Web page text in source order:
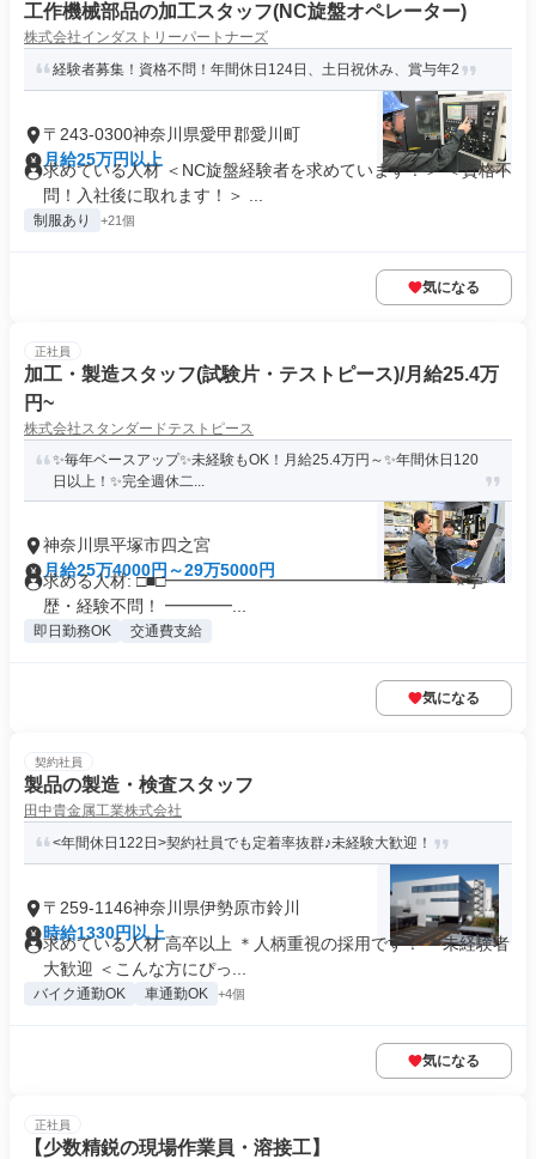
工作機械部品の加工スタッフ(NC旋盤オペレーター)
株式会社インダストリーパートナーズ
経験者募集！資格不問！年間休日124日、土日祝休み、賞与年2
〒243-0300神奈川県愛甲郡愛川町
月給25万円以上
求めている人材 ＜NC旋盤経験者を求めています！＞ ＜資格不
問！入社後に取れます！＞ ...
制服あり +21個
気になる
正社員
加工・製造スタッフ(試験片・テストピース)/月給25.4万
円~
株式会社スタンダードテストピース
✨毎年ベースアップ✨未経験もOK！月給25.4万円～✨年間休日120
日以上！✨完全週休二...
神奈川県平塚市四之宮
月給25万4000円～29万5000円
求める人材: □■□━━━━━━━━━━━━━━━━━ ⭐学
歴・経験不問！ ━━━━...
即日勤務OK 交通費支給
気になる
契約社員
製品の製造・検査スタッフ
田中貴金属工業株式会社
<年間休日122日>契約社員でも定着率抜群♪未経験大歓迎！
〒259-1146神奈川県伊勢原市鈴川
時給1330円以上
求めている人材 高卒以上 ＊人柄重視の採用です！ ＊未経験者
大歓迎 ＜こんな方にぴっ...
バイク通勤OK 車通勤OK +4個
気になる
正社員
【少数精鋭の現場作業員・溶接工】